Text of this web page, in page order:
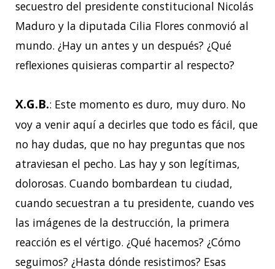
secuestro del presidente constitucional Nicolás
Maduro y la diputada Cilia Flores conmovió al
mundo. ¿Hay un antes y un después? ¿Qué
reflexiones quisieras compartir al respecto?
X.G.B.: Este momento es duro, muy duro. No
voy a venir aquí a decirles que todo es fácil, que
no hay dudas, que no hay preguntas que nos
atraviesan el pecho. Las hay y son legítimas,
dolorosas. Cuando bombardean tu ciudad,
cuando secuestran a tu presidente, cuando ves
las imágenes de la destrucción, la primera
reacción es el vértigo. ¿Qué hacemos? ¿Cómo
seguimos? ¿Hasta dónde resistimos? Esas